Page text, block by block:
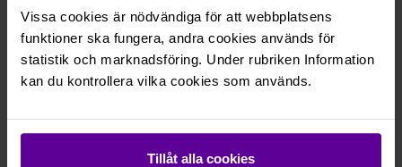
Vissa cookies är nödvändiga för att webbplatsens
funktioner ska fungera, andra cookies används för
statistik och marknadsföring. Under rubriken Information
kan du kontrollera vilka cookies som används.
Tillåt alla cookies
Så fort frysen uppnått rätt temperatur kan du
ställa tillbaka dina matvaror.
För att se det här